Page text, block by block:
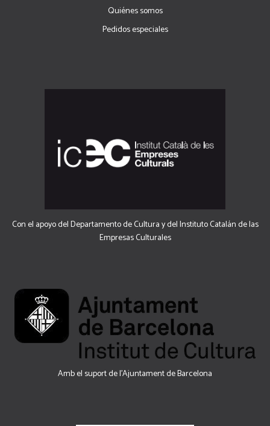
Quiénes somos
Pedidos especiales
Con el apoyo del Departamento de Cultura y del Instituto Catalán de las
Empresas Culturales
Amb el suport de l’Ajuntament de Barcelona